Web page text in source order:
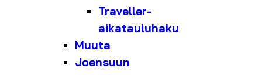
Traveller-
aikatauluhaku
Muuta
Joensuun